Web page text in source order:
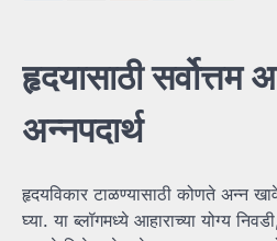
हृदयासाठी सर्वोत्तम
अन्नपदार्थ
हृदयविकार टाळण्यासाठी कोणते अन्न
घ्या. या ब्लॉगमध्ये आहाराच्या योग्य